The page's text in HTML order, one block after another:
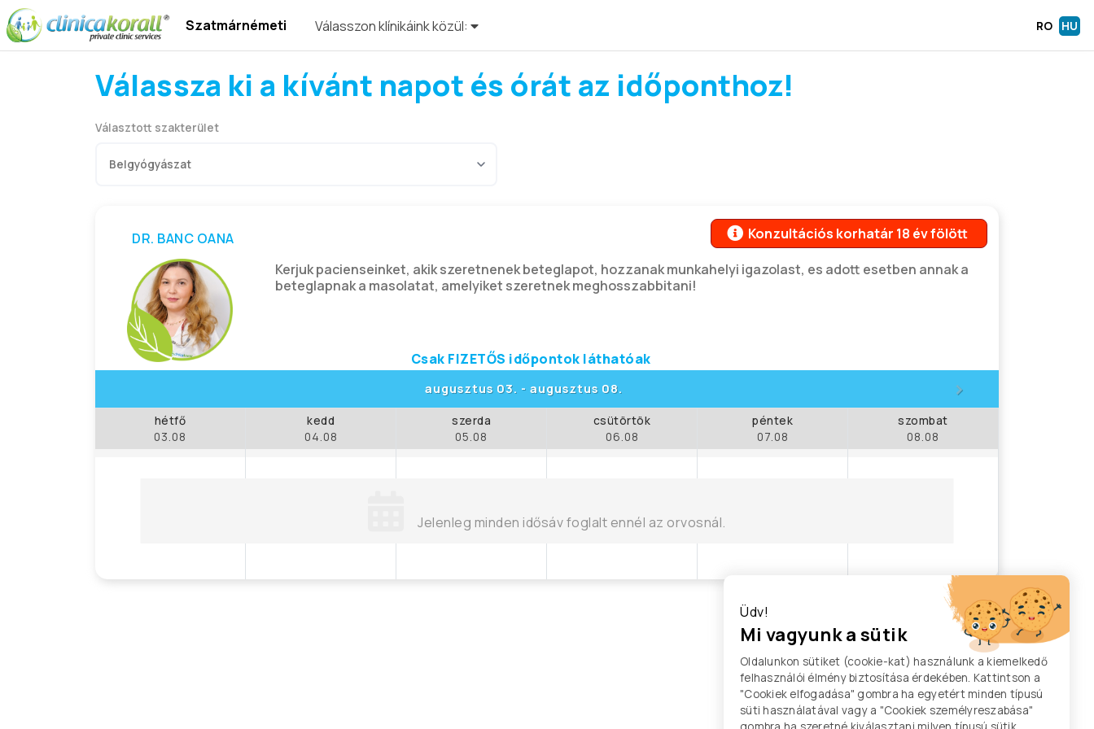
Szatmárnémeti Válasszon klínikáink közül: RO HU
Válassza ki a kívánt napot és órát az időponthoz!
Választott szakterület
DR. BANC OANA Konzultációs korhatár 18 év fölött
Kerjuk pacienseinket, akik szeretnenek beteglapot, hozzanak munkahelyi igazolast, es adott esetben annak a
beteglapnak a masolatat, amelyiket szeretnek meghosszabbitani!
Csak FIZETŐS időpontok láthatóak
augusztus 03. - augusztus 08. >
hétfő
03.08
kedd
04.08
szerda
05.08
csütörtök
06.08
péntek
07.08
szombat
08.08
Jelenleg minden idősáv foglalt ennél az orvosnál.
Üdv!
Mi vagyunk a sütik
Oldalunkon sütiket (cookie-kat) használunk a kiemelkedő
felhasználói élmény biztosítása érdekében. Kattintson a
"Cookiek elfogadása" gombra ha egyetért minden típusú
süti használatával vagy a "Cookiek személyreszabása"